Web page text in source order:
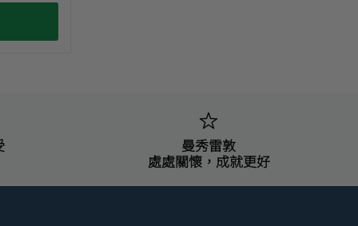
曼秀雷敦
處處關懷，成就更好